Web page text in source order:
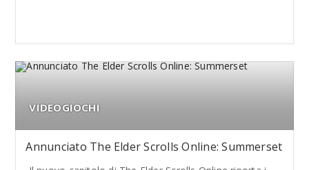
VIDEOGIOCHI
Annunciato The Elder Scrolls Online: Summerset